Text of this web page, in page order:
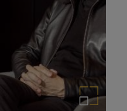
Ampliar imagen